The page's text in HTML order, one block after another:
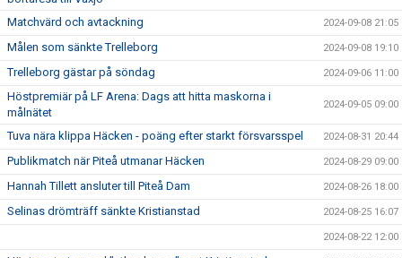
Matchvärd och avtackning 2024-09-08 21:05
Målen som sänkte Trelleborg 2024-09-08 19:10
Trelleborg gästar på söndag 2024-09-06 11:00
Höstpremiär på LF Arena: Dags att hitta maskorna i
målnätet
2024-09-05 09:00
Tuva nära klippa Häcken - poäng efter starkt försvarsspel 2024-08-31 20:44
Publikmatch när Piteå utmanar Häcken 2024-08-29 09:00
Hannah Tillett ansluter till Piteå Dam 2024-08-26 18:00
Selinas drömträff sänkte Kristianstad 2024-08-25 16:07
2024-08-22 12:00